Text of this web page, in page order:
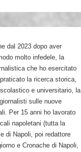
dal 2023 dopo aver
molto infedele, la
che ho esercitato
la ricerca storica,
e universitario, la
sulle nuove
Per 15 anni ho lavorato
napoletani (tutta la
di Napoli, poi redattore
e Cronache di Napoli,